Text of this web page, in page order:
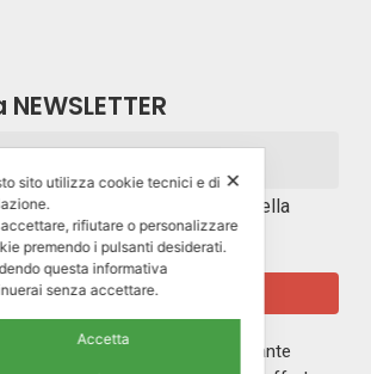
i
termini e le condizioni della
newsletter rimarrai in costante
✕
sito utilizza cookie tecnici e di
rifiutare o personalizzare
premendo i pulsanti desiderati.
questa informativa
senza accettare.
Accetta